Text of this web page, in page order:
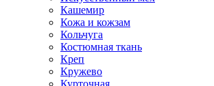
Кашемир
Кожа и кожзам
Кольчуга
Костюмная ткань
Креп
Кружево
Курточная